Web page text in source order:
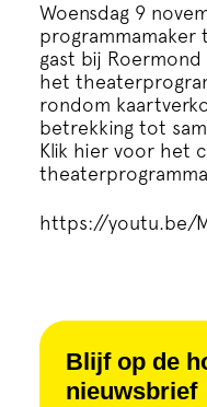
Onderwijs
ECI Cultuurcafé
Over ons
Steun ons
Blijf op de
nieuwsbrief
Woensdag 9
programmamaker
gast bij
het
rondom
betrekking tot
Klik hier voor het
theaterprogramma
https://youtu.be/